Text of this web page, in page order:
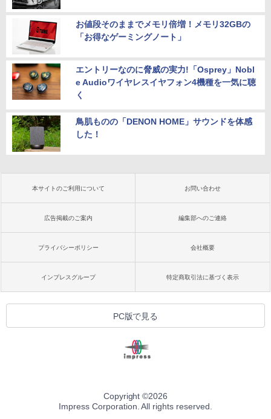
お値段そのままでメモリ倍増！メモリ32GBの
「お得なゲーミングノート」
エントリーなのに脅威の実力!「Osprey」Nobl
e Audioワイヤレスイヤフォン4機種を一気に聴
く
鳥肌ものの「DENON HOME」サウンドを体感
した！
本サイトのご利用について お問い合わせ
広告掲載のご案内 編集部へのご連絡
プライバシーポリシー 会社概要
インプレスグループ 特定商取引法に基づく表示
PC版で見る
Copyright ©2026
Impress Corporation. All rights reserved.